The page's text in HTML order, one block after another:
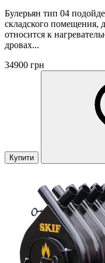
Булерьян тип 04
складского помещения,
относится к
дровах...
34900 грн
Купити